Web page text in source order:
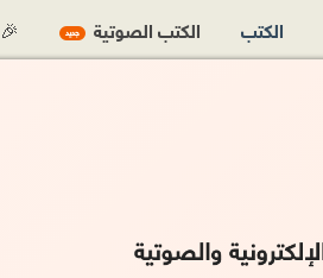
الكتب الكتب الصوتية جديد